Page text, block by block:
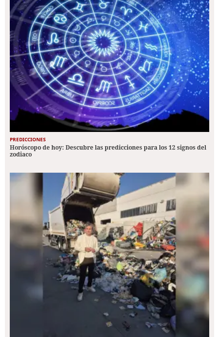
PREDICCIONES
Horóscopo de hoy: Descubre las predicciones para los 12 signos del
zodiaco